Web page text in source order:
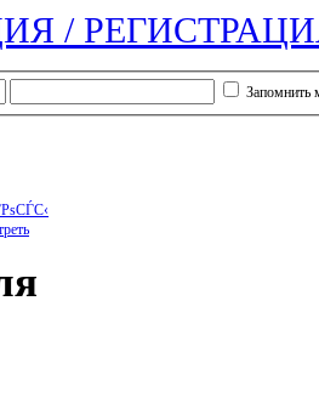
/
Запомнить